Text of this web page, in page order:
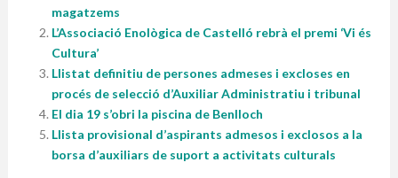
magatzems
L’Associació Enològica de Castelló rebrà el premi ‘Vi és
Cultura’
Llistat definitiu de persones admeses i excloses en
procés de selecció d’Auxiliar Administratiu i tribunal
El dia 19 s’obri la piscina de Benlloch
Llista provisional d’aspirants admesos i exclosos a la
borsa d’auxiliars de suport a activitats culturals